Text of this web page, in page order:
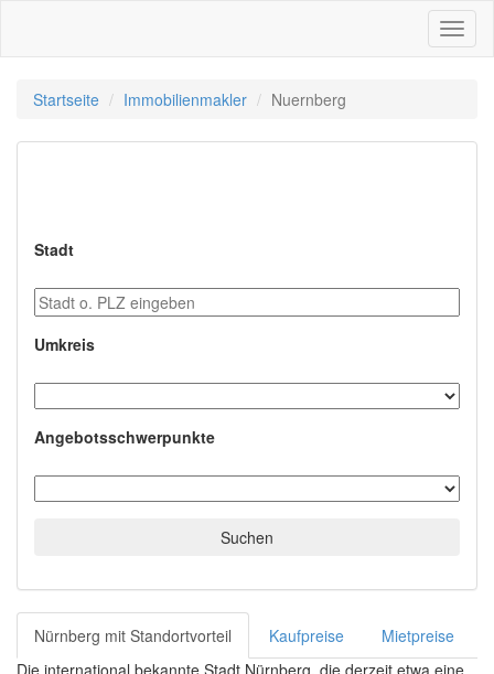
Startseite Immobilienmakler Nuernberg
Immobilienmakler in
Stadt
Umkreis
Angebotsschwerpunkte
Suchen
Nürnberg mit Standortvorteil Kaufpreise
Mietpreise
Die international bekannte Stadt Nürnberg, die derzeit etwa eine